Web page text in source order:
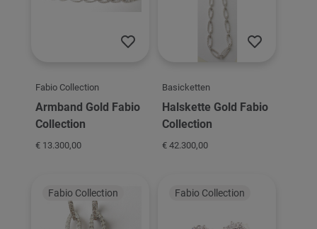
Fabio Collection
Armband Gold Fabio
Collection
€ 13.300,00
Basicketten
Halskette Gold Fabio
Collection
€ 42.300,00
Fabio Collection Fabio Collection